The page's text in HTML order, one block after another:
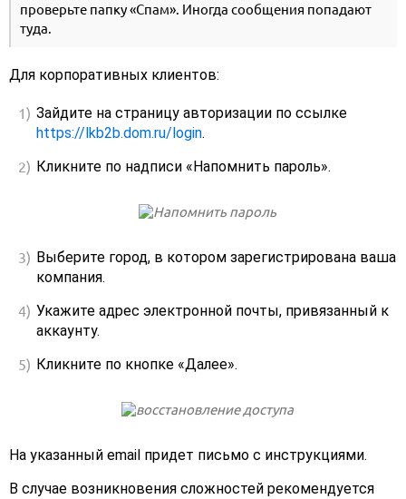
проверьте папку «Спам». Иногда сообщения попадают
туда.
Для корпоративных клиентов:
Зайдите на страницу авторизации по ссылке
https://lkb2b.dom.ru/login.
Кликните по надписи «Напомнить пароль».
Выберите город, в котором зарегистрирована ваша
компания.
Укажите адрес электронной почты, привязанный к
аккаунту.
Кликните по кнопке «Далее».
На указанный email придет письмо с инструкциями.
В случае возникновения сложностей рекомендуется